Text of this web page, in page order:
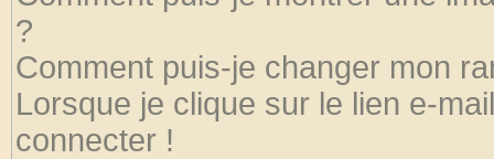
?
Comment puis-je changer mon
Lorsque je clique sur le lien e-
connecter !